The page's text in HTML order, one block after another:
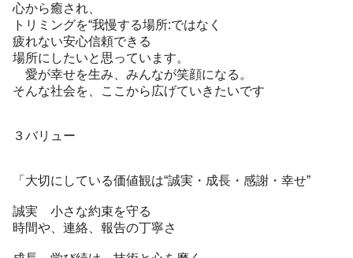
心から癒され、
トリミングを“我慢する場所:ではなく
疲れない安心信頼できる
場所にしたいと思っています。
愛が幸せを生み、みんなが笑顔になる。
そんな社会を、ここから広げていきたいです
３バリュー
「大切にしている価値観は“誠実・成長・感謝・幸せ”
誠実 小さな約束を守る
時間や、連絡、報告の丁寧さ